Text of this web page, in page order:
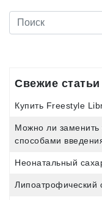
Свежие статьи
Купить Freestyle
Можно ли
способами
Неонатальный
Липоатрофический